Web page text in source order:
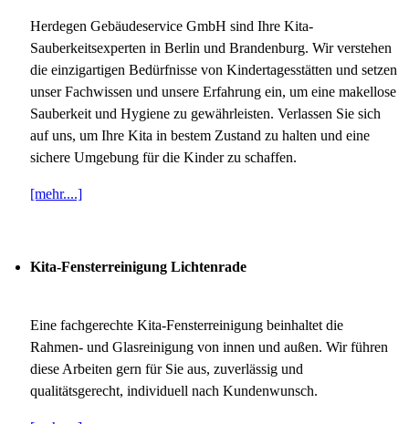
Herdegen Gebäudeservice GmbH sind Ihre Kita-
Sauberkeitsexperten in Berlin und Brandenburg. Wir verstehen
die einzigartigen Bedürfnisse von Kindertagesstätten und setzen
unser Fachwissen und unsere Erfahrung ein, um eine makellose
Sauberkeit und Hygiene zu gewährleisten. Verlassen Sie sich
auf uns, um Ihre Kita in bestem Zustand zu halten und eine
sichere Umgebung für die Kinder zu schaffen.
[mehr....]
Kita-Fensterreinigung Lichtenrade
Eine fachgerechte Kita-Fensterreinigung beinhaltet die
Rahmen- und Glasreinigung von innen und außen. Wir führen
diese Arbeiten gern für Sie aus, zuverlässig und
qualitätsgerecht, individuell nach Kundenwunsch.